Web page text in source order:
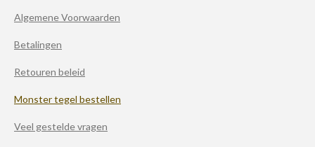
Algemene Voorwaarden
Betalingen
Retouren beleid
Monster tegel bestellen
Veel gestelde vragen